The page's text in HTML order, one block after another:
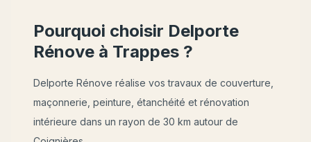
Pourquoi choisir Delporte
Rénove à Trappes ?
Delporte Rénove réalise vos travaux de couverture,
maçonnerie, peinture, étanchéité et rénovation
intérieure dans un rayon de 30 km autour de